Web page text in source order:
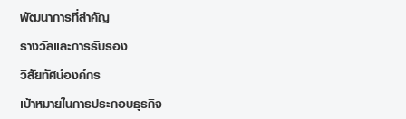
พัฒนาการที่สำคัญ
รางวัลและการรับรอง
วิสัยทัศน์องค์กร
เป้าหมายในการประกอบธุรกิจ